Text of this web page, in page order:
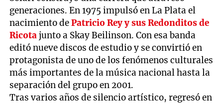
generaciones. En 1975 impulsó en La Plata el
nacimiento dePatricio Rey y sus Redonditos de
Ricotajunto a Skay Beilinson. Con esa banda
editó nueve discos de estudio y se convirtió en
protagonista de uno de los fenómenos culturales
más importantes de la música nacional hasta la
separación del grupo en 2001.
Tras varios años de silencio artístico, regresó en